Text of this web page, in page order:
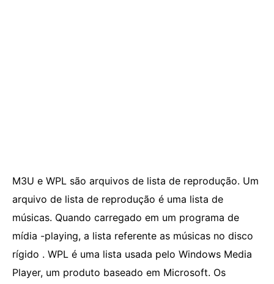
M3U e WPL são arquivos de lista de reprodução. Um
arquivo de lista de reprodução é uma lista de
músicas. Quando carregado em um programa de
mídia -playing, a lista referente as músicas no disco
rígido . WPL é uma lista usada pelo Windows Media
Player, um produto baseado em Microsoft. Os